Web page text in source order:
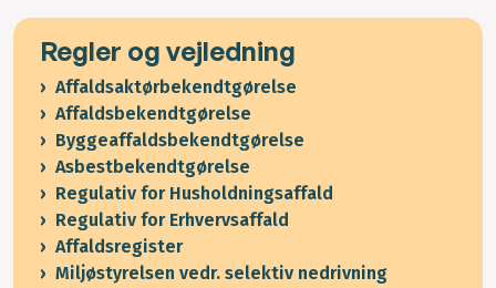
Regler og vejledning
Affaldsaktørbekendtgørelse
Affaldsbekendtgørelse
Byggeaffaldsbekendtgørelse
Asbestbekendtgørelse
Regulativ for Husholdningsaffald
Regulativ for Erhvervsaffald
Affaldsregister
Miljøstyrelsen vedr. selektiv nedrivning